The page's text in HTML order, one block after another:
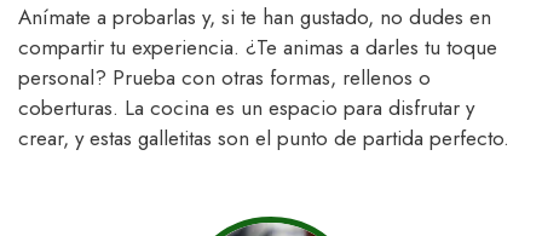
Anímate a probarlas y, si te han gustado, no dudes en
compartir tu experiencia. ¿Te animas a darles tu toque
personal? Prueba con otras formas, rellenos o
coberturas. La cocina es un espacio para disfrutar y
crear, y estas galletitas son el punto de partida perfecto.